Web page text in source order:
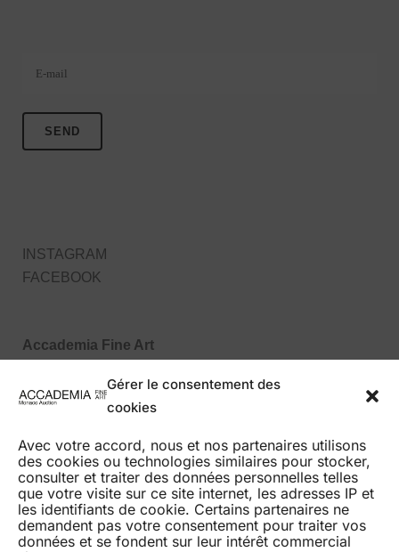
Gérer le consentement des
cookies
Avec votre accord, nous et nos partenaires utilisons
des cookies ou technologies similaires pour stocker,
consulter et traiter des données personnelles telles
que votre visite sur ce site internet, les adresses IP et
les identifiants de cookie. Certains partenaires ne
demandent pas votre consentement pour traiter vos
données et se fondent sur leur intérêt commercial
INSTAGRAM
FACEBOOK
Accademia Fine Art
98000 Monaco MC
Tel : +377 99 99 86 70
HOME